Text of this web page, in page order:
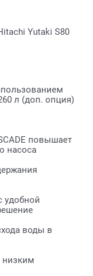
Yutaki S80
л (доп. опция)
повышает
насоса
удобной
воды в
низким